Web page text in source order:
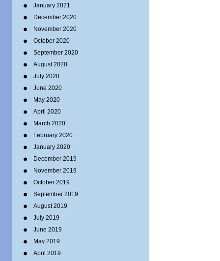
January 2021
December 2020
November 2020
October 2020
September 2020
August 2020
July 2020
June 2020
May 2020
April 2020
March 2020
February 2020
January 2020
December 2019
November 2019
October 2019
September 2019
August 2019
July 2019
June 2019
May 2019
April 2019